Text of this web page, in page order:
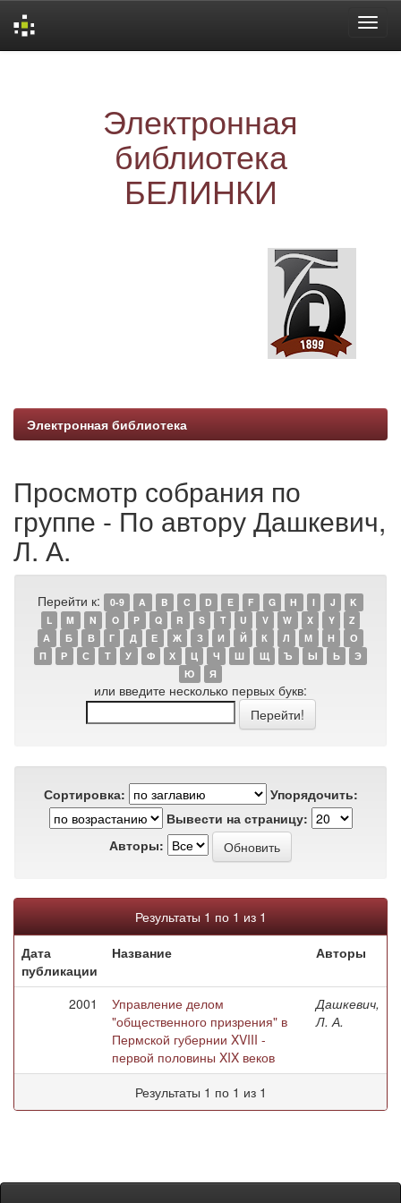
Электронная
библиотека
БЕЛИНКИ
Электронная библиотека
Просмотр собрания по
группе - По автору Дашкевич,
Л. А.
Перейти к: 0-9 A B C D E F G H I J
K
L
M N O P Q R S T U V W X Y
Z
А
Б В Г Д Е Ж З И Й К Л М Н
О
П
Р С Т У Ф Х Ц Ч Ш Щ Ъ Ы Ь
Э
Ю
Я
или введите несколько первых букв:
Сортировка:
Упорядочить:
Вывести на страницу:
Авторы:
Результаты 1 по 1 из 1
Дата
публикации
Название Авторы
2001
Управление делом
"общественного призрения" в
Пермской губернии XVIII -
первой половины XIX веков
Дашкевич,
Л. А.
Результаты 1 по 1 из 1